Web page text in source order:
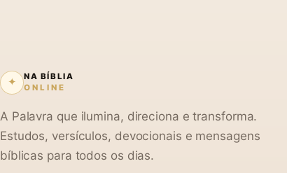
✦
NA BÍBLIA
ONLINE
A Palavra que ilumina, direciona e transforma.
Estudos, versículos, devocionais e mensagens
bíblicas para todos os dias.